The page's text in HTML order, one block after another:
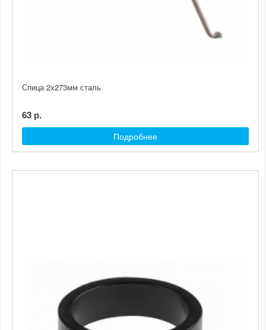
Спица 2x273мм сталь
63 р.
Подробнее